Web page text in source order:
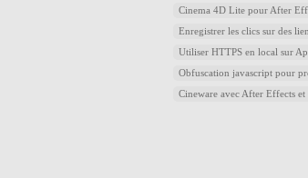
Cinema 4D Lite pour After
Enregistrer les clics sur des
Utiliser HTTPS en local sur
Obfuscation javascript pour
Cineware avec After Effects et